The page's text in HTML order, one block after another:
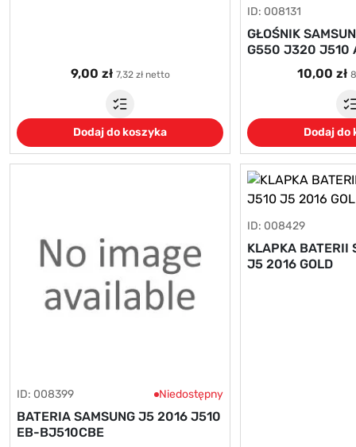
9,00 zł 7,32 zł netto
Dodaj do koszyka
ID: 008131
GŁOŚNIK
G550 J320 J510
10,00 zł
Dodaj do
ID: 008399 Niedostępny
BATERIA SAMSUNG J5 2016 J510
EB-BJ510CBE
ID: 008429
KLAPKA BATERII
J5 2016 GOLD